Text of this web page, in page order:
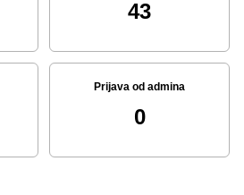
43
Prijava od admina
0